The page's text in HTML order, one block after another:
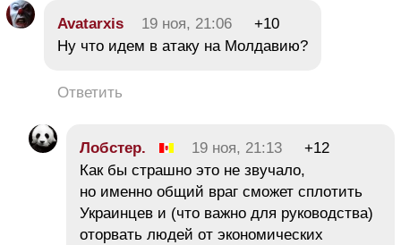
Avatarxis 19 ноя, 21:06
+10
Ну что идем в атаку на Молдавию?
Ответить
Лобстер. 19 ноя, 21:13
+12
Как бы страшно это не звучало,
но именно общий враг сможет сплотить
Украинцев и (что важно для руководства)
оторвать людей от экономических